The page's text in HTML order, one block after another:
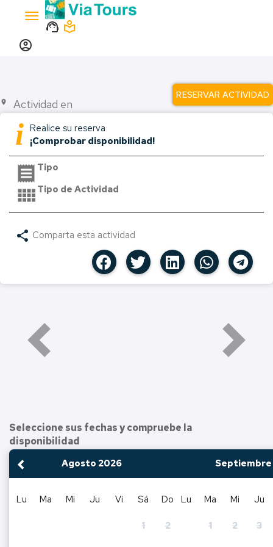
Toggle
navigation
support_agent local_library
account_circle
place Actividad en
RESERVAR ACTIVIDAD
i Realice su reserva
¡Comprobar disponibilidad!
receipt Tipo
view_comfy Tipo de Actividad
share Comparta esta actividad
Seleccione sus fechas y compruebe la
disponibilidad
<Ant
Agosto 2026
Lu Ma Mi Ju Vi Sá Do
1 2
Septiembre
Lu Ma Mi Ju
1 2 3